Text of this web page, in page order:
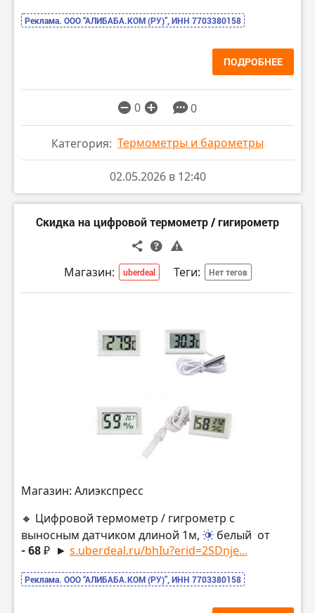
Реклама. ООО “АЛИБАБА.КОМ (РУ)”, ИНН 7703380158
ПОДРОБНЕЕ
0 0
Категория: Термометры и барометры
02.05.2026 в 12:40
Скидка на цифровой термометр / гигирометр
Магазин: uberdeal Теги: Нет тегов
Магазин: Алиэкспресс
🔸 Цифровой термометр / гигрометр с
выносным датчиком длиной 1м,
белый от
- 68 ₽ ► s.uberdeal.ru/bhIu?erid=2SDnje...
Реклама. ООО “АЛИБАБА.КОМ (РУ)”, ИНН 7703380158